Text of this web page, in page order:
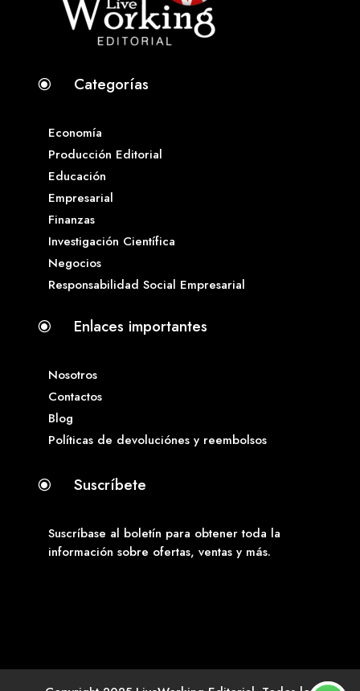
\ Categorías
Economía
Producción Editorial
Educación
Empresarial
Finanzas
Investigación Científica
Negocios
Responsabilidad Social Empresarial
\ Enlaces importantes
Nosotros
Contactos
Blog
Políticas de devoluciónes y reembolsos
\ Suscríbete
Suscríbase al boletín para obtener toda la
información sobre ofertas, ventas y más.